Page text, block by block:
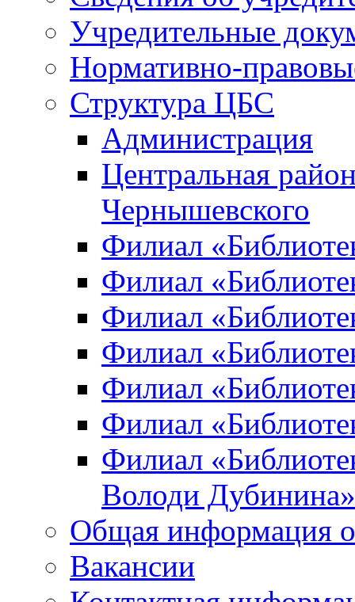
Учредительные
Нормативно-
Структура ЦБС
Администрация
Центральная
Чернышевского
Филиал
Филиал
Филиал
Филиал
Филиал
Филиал
Филиал
Володи Дубинина»
Общая информация
Вакансии